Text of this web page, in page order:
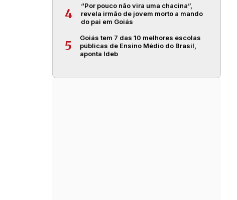
4
“Por pouco não vira uma chacina”,
revela irmão de jovem morto a mando
do pai em Goiás
5
Goiás tem 7 das 10 melhores escolas
públicas de Ensino Médio do Brasil,
aponta Ideb